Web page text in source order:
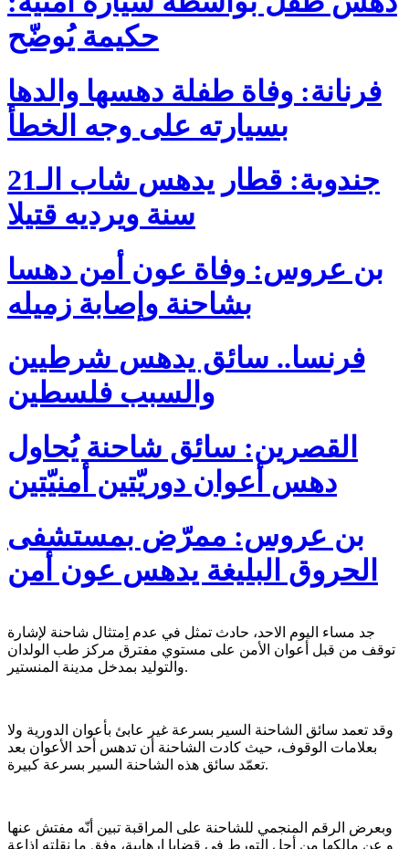
حكيمة يُوضّح
فرنانة: وفاة طفلة دهسها والدها
بسيارته على وجه الخطأ
جندوبة: قطار يدهس شاب الـ21
سنة ويرديه قتيلا
بن عروس: وفاة عون أمن دهسا
بشاحنة وإصابة زميله
فرنسا.. سائق يدهس شرطيين
والسبب فلسطين
القصرين: سائق شاحنة يُحاول
دهس أعوان دوريّتين أمنيّتين
بن عروس: ممرّض بمستشفى
الحروق البليغة يدهس عون أمن
جد مساء اليوم الاحد، حادث تمثل في عدم اِمتثال شاحنة لإشارة
توقف من قبل أعوان الأمن على مستوي مفترق مركز طب الولدان
والتوليد بمدخل مدينة المنستير.
وقد تعمد سائق الشاحنة السير بسرعة غير عابئ بأعوان الدورية ولا
بعلامات الوقوف، حيث كادت الشاحنة أن تدهس أحد الأعوان بعد
تعمّد سائق هذه الشاحنة السير بسرعة كبيرة.
وبعرض الرقم المنجمي للشاحنة على المراقبة تبين أنّه مفتش عنها
و عن مالكها من أجل التورط في قضايا ارهابية، وفق ما نقلته إذاعة